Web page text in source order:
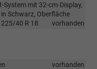
System mit 32-cm-Display,
Schwarz, Oberfläche
40 R 18
vorhanden
vorhanden